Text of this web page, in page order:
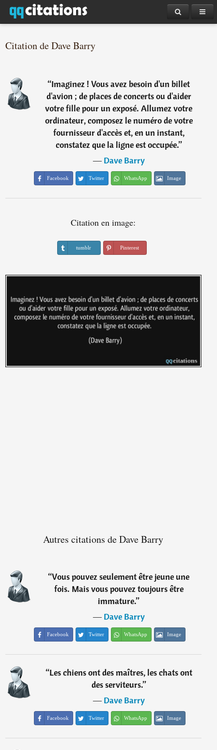
Citation de Dave Barry
“Imaginez ! Vous avez besoin d'un billet
d'avion ; de places de concerts ou d'aider
votre fille pour un exposé. Allumez votre
ordinateur, composez le numéro de votre
fournisseur d'accès et, en un instant,
constatez que la ligne est occupée.”
―Dave Barry
Facebook Twitter WhatsApp Image
Citation en image:
tumblr Pinterest
Autres citations de Dave Barry
“Vous pouvez seulement être jeune une
fois. Mais vous pouvez toujours être
immature.”
―Dave Barry
Facebook Twitter WhatsApp Image
“Les chiens ont des maîtres, les chats ont
des serviteurs.”
―Dave Barry
Facebook Twitter WhatsApp Image